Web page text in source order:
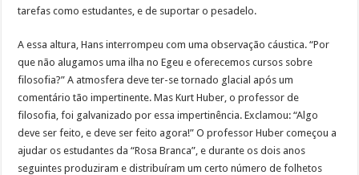
tarefas como estudantes, e de suportar o pesadelo.
A essa altura, Hans interrompeu com uma observação cáustica. “Por
que não alugamos uma ilha no Egeu e oferecemos cursos sobre
filosofia?” A atmosfera deve ter-se tornado glacial após um
comentário tão impertinente. Mas Kurt Huber, o professor de
filosofia, foi galvanizado por essa impertinência. Exclamou: “Algo
deve ser feito, e deve ser feito agora!” O professor Huber começou a
ajudar os estudantes da “Rosa Branca”, e durante os dois anos
seguintes produziram e distribuíram um certo número de folhetos